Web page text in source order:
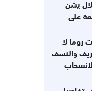
يشن
على
روما لا
والنسف